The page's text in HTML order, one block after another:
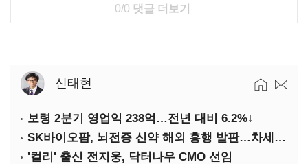
0/0 댓글 더보기
신태현
보령 2분기 영업익 238억…전년 대비 6.2%↓
SK바이오팜, 뇌전증 신약 해외 흥행 발판…차세대 신약 개발 속도
'컬리' 출신 전지웅, 닥터나우 CMO 선임